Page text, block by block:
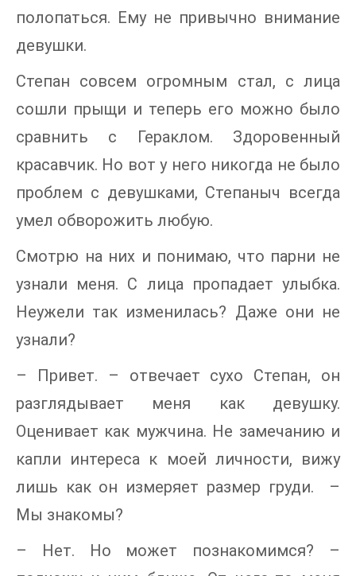
полопаться. Ему не привычно внимание
девушки.
Степан совсем огромным стал, с лица
сошли прыщи и теперь его можно было
сравнить с Гераклом. Здоровенный
красавчик. Но вот у него никогда не было
проблем с девушками, Степаныч всегда
умел обворожить любую.
Смотрю на них и понимаю, что парни не
узнали меня. С лица пропадает улыбка.
Неужели так изменилась? Даже они не
узнали?
– Привет. – отвечает сухо Степан, он
разглядывает меня как девушку.
Оценивает как мужчина. Не замечанию и
капли интереса к моей личности, вижу
лишь как он измеряет размер груди. –
Мы знакомы?
– Нет. Но может познакомимся? –